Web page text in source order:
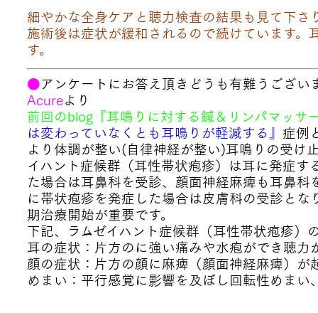
細やかな全身ケアと聴力検査の結果も見て下
施術後は症状が緩和されるので続けています
す。
●アンケートにお答え頂きどうも有難うござい
Acureより
前回のblog『耳鳴りに対する鍼＆リンパマッサ
は変わっていなくとも耳鳴りが軽減する』 症例
より体調が整い(自律神経が整い)耳鳴りの受け
イハント症候群（耳性帯状疱疹）は耳に発症す
た場合は耳鼻科を受診、顔面神経麻痺も耳鼻
に帯状疱疹を発症した場合は皮膚科の受診と
期治療開始が重要です。
下記、 ラムゼイハント症候群（耳性帯状疱疹）
耳の症状：片方のに強い痛みや水疱ができ聴力
顔の症状：片方の顔に麻痺（顔面神経麻痺）が
めまい：平行感覚に影響を及ぼし回転性めま